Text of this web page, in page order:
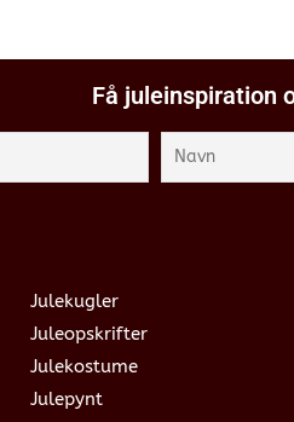
Få juleinspiration
Julekugler
Juleopskrifter
Julekostume
Julepynt